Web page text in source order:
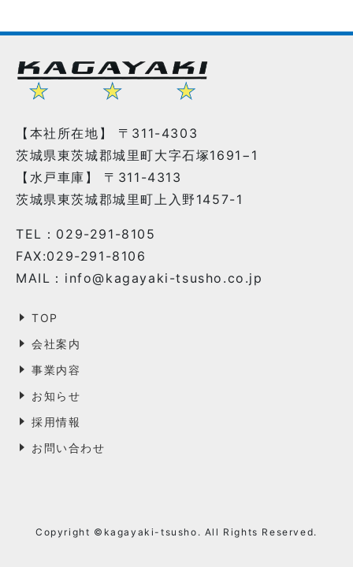
【本社所在地】 〒311-4303
茨城県東茨城郡城里町大字石塚1691−1
【水戸車庫】 〒311-4313
茨城県東茨城郡城里町上入野1457-1
TEL：029-291-8105
FAX:029-291-8106
MAIL：info@kagayaki-tsusho.co.jp
TOP
会社案内
事業内容
お知らせ
採用情報
お問い合わせ
Copyright ©kagayaki-tsusho. All Rights Reserved.